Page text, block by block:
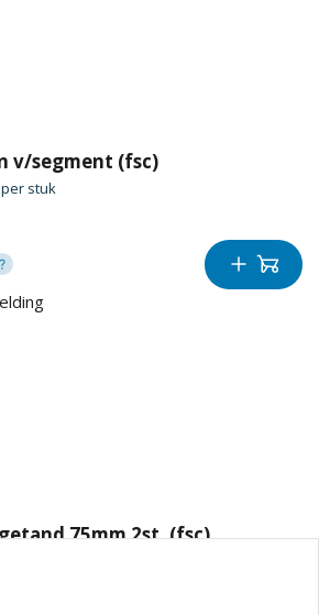
v/segment (fsc)
stuk
75mm 2st. (fsc)